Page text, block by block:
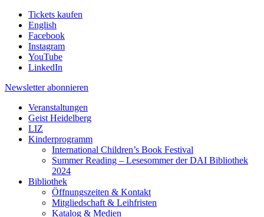
Tickets kaufen
English
Facebook
Instagram
YouTube
LinkedIn
Newsletter abonnieren
Veranstaltungen
Geist Heidelberg
LIZ
Kinderprogramm
International Children’s Book Festival
Summer Reading – Lesesommer der DAI Bibliothek
2024
Bibliothek
Öffnungszeiten & Kontakt
Mitgliedschaft & Leihfristen
Katalog & Medien